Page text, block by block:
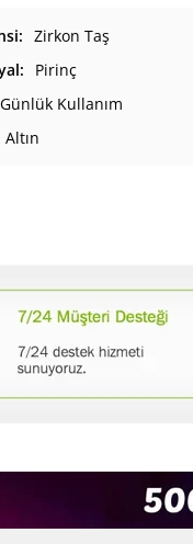
Zirkon Taş
Pirinç
Günlük Kullanım
Altın